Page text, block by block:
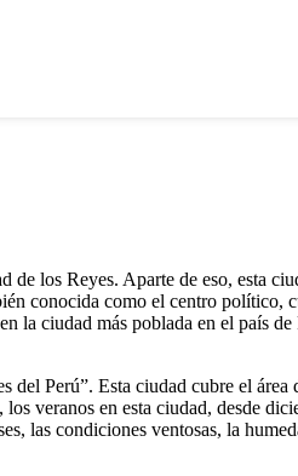
los Reyes. Aparte de eso, esta
conocida como el centro
ciudad más poblada en el país
Perú”. Esta ciudad cubre el
veranos en esta ciudad, desde
las condiciones ventosas, la